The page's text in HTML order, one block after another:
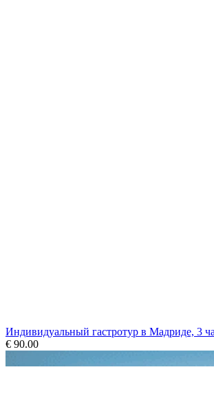
Индивидуальный гастротур в Мадриде, 3
€ 90.00